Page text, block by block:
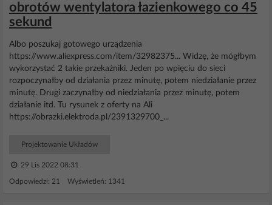
obrotów wentylatora łazienkowego co 45
sekund
Albo poszukaj gotowego urządzenia
https://www.aliexpress.com/item/32982375... Widzę, że mógłbym
wykorzystać 2 takie przekaźniki. Jeden po wpięciu do sieci
rozpoczynałby od działania przez minutę, potem niedziałanie przez
minutę. Drugi zaczynałby od niedziałania przez minutę, potem
działanie itd. Tu rysunek z oferty na Ali
https://obrazki.elektroda.pl/2391329700_...
Projektowanie Układów
29 Lis 2022 08:31
Odpowiedzi: 21 Wyświetleń: 1341